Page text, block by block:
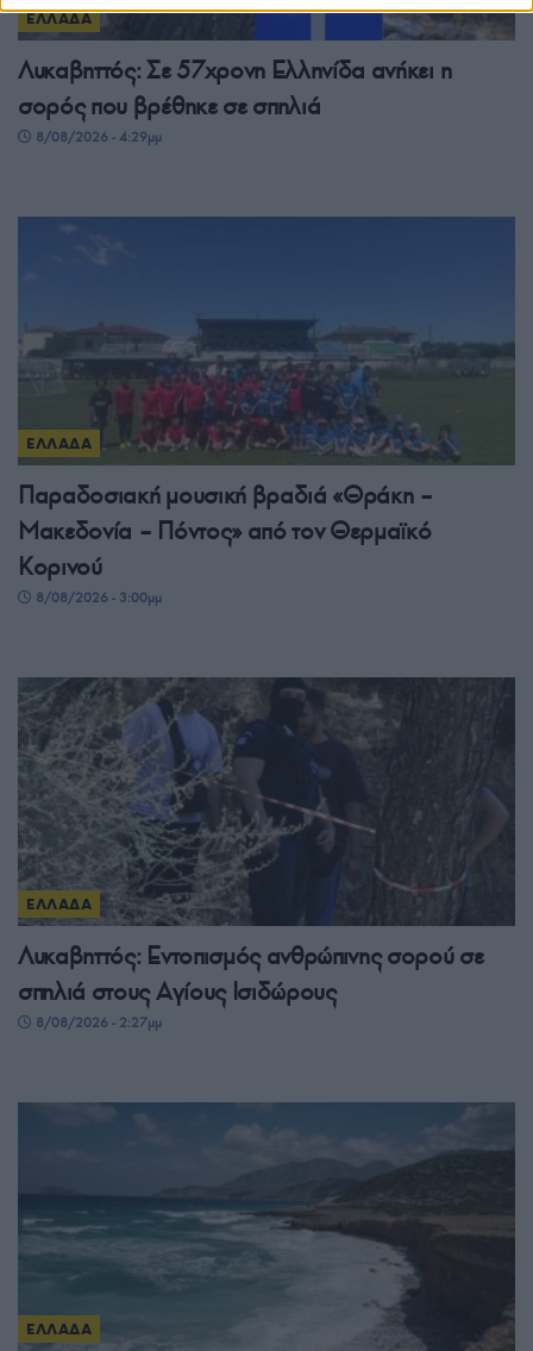
ΕΛΛΑΔΑ
Λυκαβηττός: Σε 57χρονη Ελληνίδα ανήκει η
σορός που βρέθηκε σε σπηλιά
8/08/2026 - 4:29μμ
ΕΛΛΑΔΑ
Παραδοσιακή μουσική βραδιά «Θράκη –
Μακεδονία – Πόντος» από τον Θερμαϊκό
Κορινού
8/08/2026 - 3:00μμ
ΕΛΛΑΔΑ
Λυκαβηττός: Εντοπισμός ανθρώπινης σορού σε
σπηλιά στους Αγίους Ισιδώρους
8/08/2026 - 2:27μμ
ΕΛΛΑΔΑ